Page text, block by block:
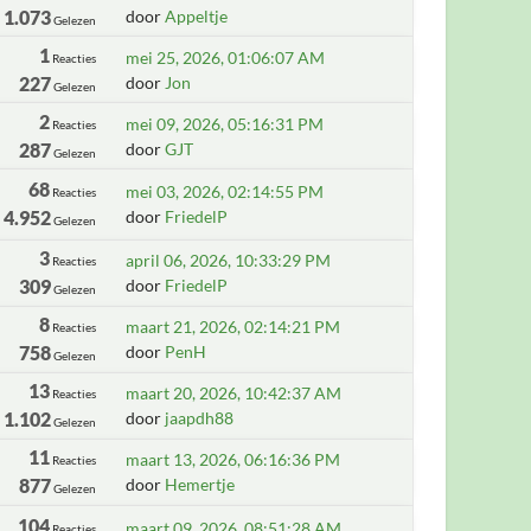
1.073Gelezen
doorAppeltje
1 Reacties
227Gelezen
mei 25, 2026, 01:06:07 AM
door Jon
2 Reacties
287Gelezen
mei 09, 2026, 05:16:31 PM
doorGJT
68 Reacties
4.952Gelezen
mei 03, 2026, 02:14:55 PM
door FriedelP
3 Reacties
309Gelezen
april 06, 2026, 10:33:29 PM
door FriedelP
8 Reacties
758Gelezen
maart 21, 2026, 02:14:21 PM
door PenH
13 Reacties
1.102Gelezen
maart 20, 2026, 10:42:37 AM
door jaapdh88
11 Reacties
877Gelezen
maart 13, 2026, 06:16:36 PM
door Hemertje
104